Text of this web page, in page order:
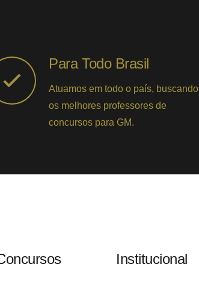
Para Todo Brasil
Atuamos em todo o país, buscando
os melhores professores de
concursos para GM.
Institucional